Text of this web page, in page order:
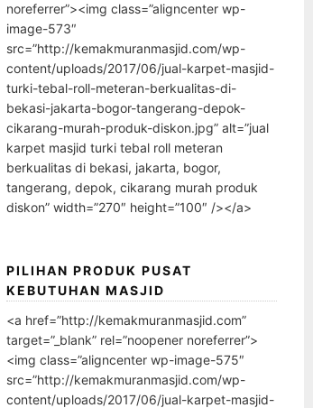
noreferrer”><img class=”aligncenter wp-
image-573″
src=”http://kemakmuranmasjid.com/wp-
content/uploads/2017/06/jual-karpet-masjid-
turki-tebal-roll-meteran-berkualitas-di-
bekasi-jakarta-bogor-tangerang-depok-
cikarang-murah-produk-diskon.jpg” alt=”jual
karpet masjid turki tebal roll meteran
berkualitas di bekasi, jakarta, bogor,
tangerang, depok, cikarang murah produk
diskon” width=”270″ height=”100″ /></a>
PILIHAN PRODUK PUSAT
KEBUTUHAN MASJID
<a href=”http://kemakmuranmasjid.com”
target=”_blank” rel=”noopener noreferrer”>
<img class=”aligncenter wp-image-575″
src=”http://kemakmuranmasjid.com/wp-
content/uploads/2017/06/jual-karpet-masjid-